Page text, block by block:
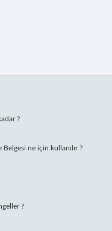
?
ne için kullanılır ?
?